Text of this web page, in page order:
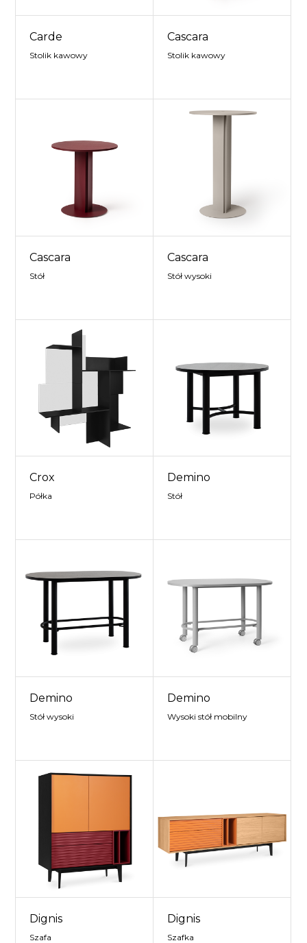
Carde
Stolik kawowy
Cascara
Stolik kawowy
Cascara
Stół
Cascara
Stół wysoki
Crox
Półka
Demino
Stół
Demino
Stół wysoki
Demino
Wysoki stół mobilny
Dignis
Szafa
Dignis
Szafka